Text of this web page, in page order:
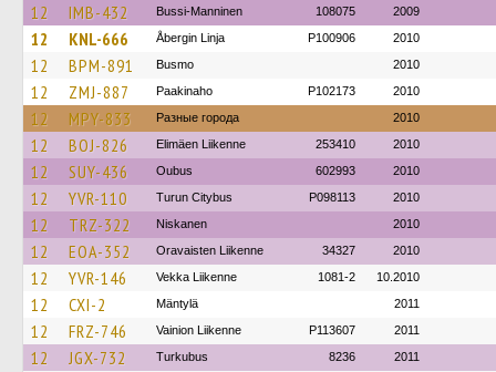
12 IMB-432 Bussi-Manninen 108075 2009
12 KNL-666 Åbergin Linja P100906 2010
12 BPM-891 Busmo 2010
12 ZMJ-887 Paakinaho P102173 2010
12 MPY-833 Разные города 2010
12 BOJ-826 Elimäen Liikenne 253410 2010
12 SUY-436 Oubus 602993 2010
12 YVR-110 Turun Citybus P098113 2010
12 TRZ-322 Niskanen 2010
12 EOA-352 Oravaisten Liikenne 34327 2010
12 YVR-146 Vekka Liikenne 1081-2 10.2010
12 CXI-2 Mäntylä 2011
12 FRZ-746 Vainion Liikenne P113607 2011
12 JGX-732 Turkubus 8236 2011